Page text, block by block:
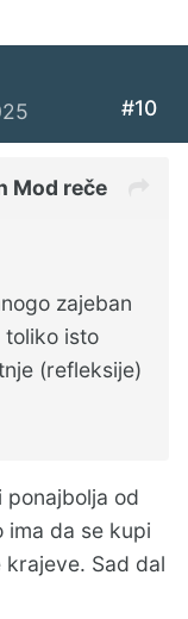
#10
Mod reče
zajeban
toliko isto
(refleksije)
ponajbolja od
da se kupi
Sad dal